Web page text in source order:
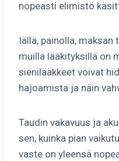
nopeasti elimistö
Iällä, painolla,
muilla lääkityksillä on
sienilääkkeet voivat
hajoamista ja näin
Taudin vakavuus ja
sen, kuinka pian
vaste on yleensä